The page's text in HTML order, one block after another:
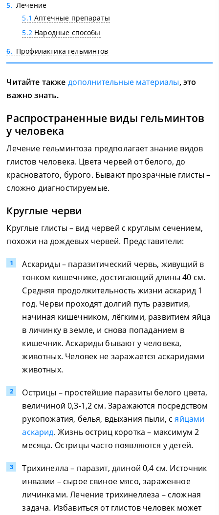
5
Лечение
5.1 Аптечные препараты
5.2Народные способы
6
Профилактика гельминтов
Читайте также дополнительные материалы, это
важно знать.
Распространенные виды гельминтов
у человека
Лечение гельминтоза предполагает знание видов
глистов человека. Цвета червей от белого, до
красноватого, бурого. Бывают прозрачные глисты –
сложно диагностируемые.
Круглые черви
Круглые глисты – вид червей с круглым сечением,
похожи на дождевых червей. Представители:
Аскариды – паразитический червь, живущий в
тонком кишечнике, достигающий длины 40 см.
Средняя продолжительность жизни аскарид 1
год. Черви проходят долгий путь развития,
начиная кишечником, лёгкими, развитием яйца
в личинку в земле, и снова попаданием в
кишечник. Аскариды бывают у человека,
животных. Человек не заражается аскаридами
животных.
Острицы – простейшие паразиты белого цвета,
величиной 0,3-1,2 см. Заражаются посредством
рукопожатия, белья, вдыхания пыли, сяйцами
аскарид. Жизнь остриц коротка – максимум 2
месяца. Острицы часто появляются у детей.
Трихинелла – паразит, длиной 0,4 см. Источник
инвазии – сырое свиное мясо, зараженное
личинками. Лечение трихинеллеза – сложная
задача. Избавиться от глистов человек может